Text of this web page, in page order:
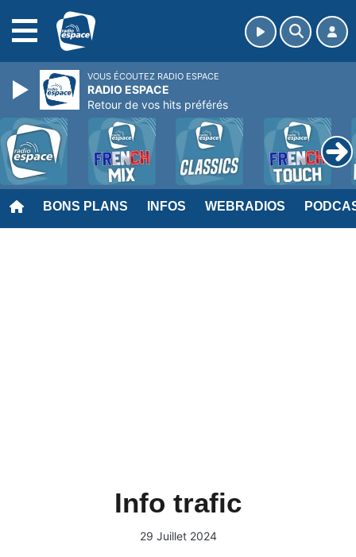
BONS PLANS INFOS WEBRADIOS
Info trafic
29 Juillet 2024
VOUS ÉCOUTEZ RADIO ESPACE
RADIO ESPACE
Retour de vos hits préférés